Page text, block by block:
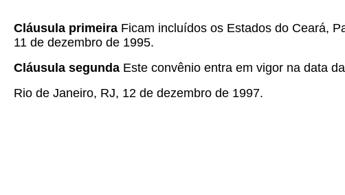
Cláusula primeira Ficam incluídos os Estados do Ceará,
11 de dezembro de 1995.
Cláusula segunda Este convênio entra em vigor na data
Rio de Janeiro, RJ, 12 de dezembro de 1997.